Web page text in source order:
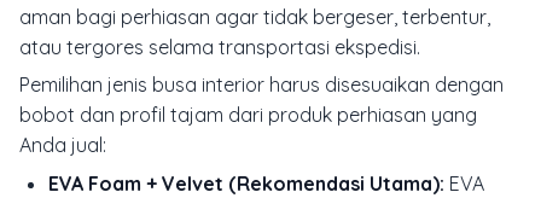
aman bagi perhiasan agar tidak bergeser, terbentur,
atau tergores selama transportasi ekspedisi.
Pemilihan jenis busa interior harus disesuaikan dengan
bobot dan profil tajam dari produk perhiasan yang
Anda jual:
EVA Foam + Velvet (Rekomendasi Utama): EVA